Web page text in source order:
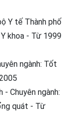
Y tế Thành phố
Y khoa - Từ 1999
ngành: Tốt
- Chuyên ngành:
quát - Từ